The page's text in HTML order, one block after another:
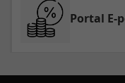
Portal E-